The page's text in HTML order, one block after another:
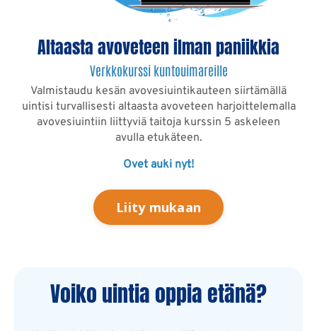
Altaasta avoveteen ilman paniikkia
Verkkokurssi kuntouimareille
Valmistaudu kesän avovesiuintikauteen siirtämällä
uintisi turvallisesti altaasta avoveteen harjoittelemalla
avovesiuintiin liittyviä taitoja kurssin 5 askeleen
avulla etukäteen.
Ovet auki nyt!
Liity mukaan
Voiko uintia oppia etänä?